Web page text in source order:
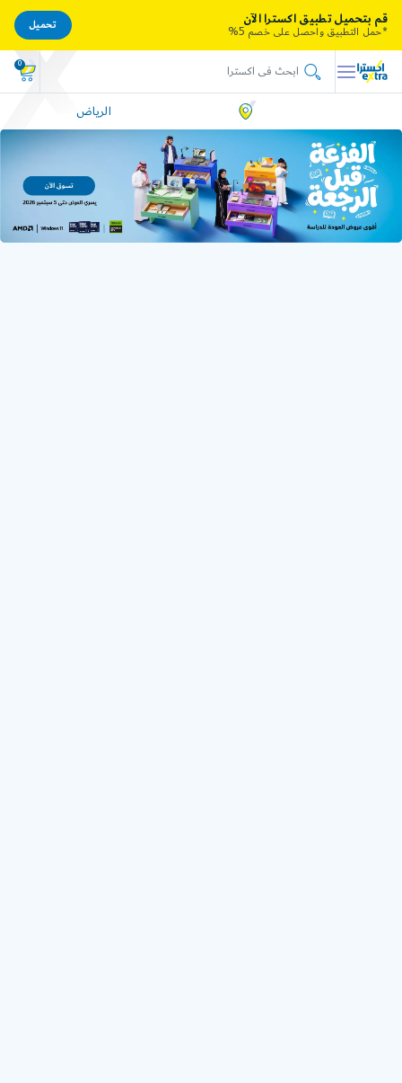
0
الرياض
قم بتحميل تطبيق اكسترا الآن
*حمل التطبيق واحصل على خصم 5%
تحميل